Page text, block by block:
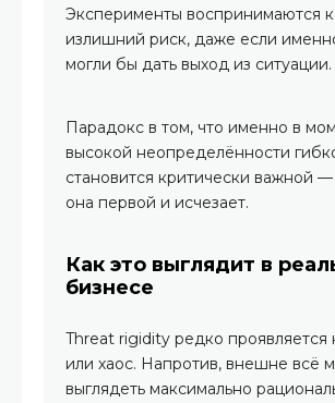
Эксперименты воспринимаются
излишний риск, даже если
могли бы дать выход из ситуации.
Парадокс в том, что именно в
высокой неопределённости
становится критически важной
она первой и исчезает.
Как это выглядит в
бизнесе
Threat rigidity редко проявляется
или хаос. Напротив, внешне всё
выглядеть максимально